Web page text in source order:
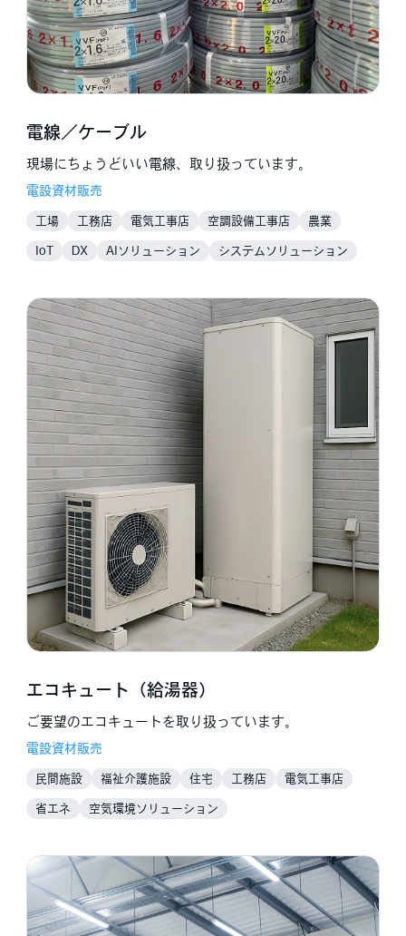
電線／ケーブル
現場にちょうどいい電線、取り扱っています。
電設資材販売
工場 工務店 電気工事店 空調設備工事店 農業
IoT DX AIソリューション
システムソリューション
防災ソリューション
エコキュート（給湯器）
ご要望のエコキュートを取り扱っています。
電設資材販売
民間施設 福祉介護施設 住宅 工務店 電気工事店
省エネ 空気環境ソリューション